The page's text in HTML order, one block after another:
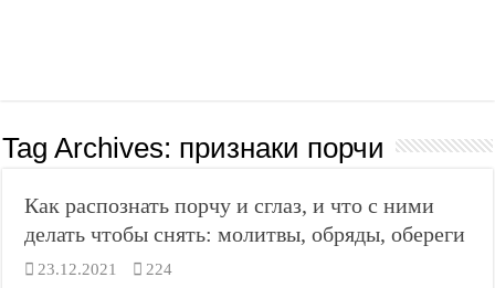
Tag Archives: признаки порчи
Как распознать порчу и сглаз, и что с ними
делать чтобы снять: молитвы, обряды, обереги
23.12.2021 224